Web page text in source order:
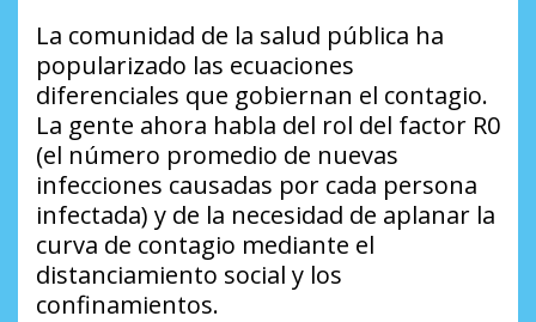
La comunidad de la salud pública ha
popularizado las ecuaciones
diferenciales que gobiernan el contagio.
La gente ahora habla del rol del factor R0
(el número promedio de nuevas
infecciones causadas por cada persona
infectada) y de la necesidad de aplanar la
curva de contagio mediante el
distanciamiento social y los
confinamientos.